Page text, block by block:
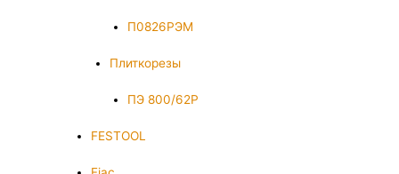
П0826РЭМ
Плиткорезы
ПЭ 800/62Р
FESTOOL